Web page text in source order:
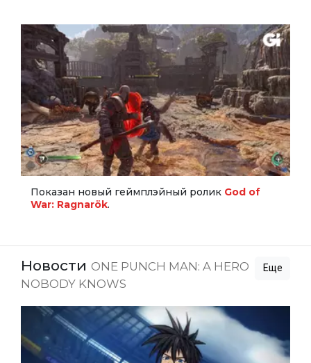
Показан новый геймплэйный ролик God of
War: Ragnarök.
Новости ONE PUNCH MAN: A HERO
NOBODY KNOWS
Еще